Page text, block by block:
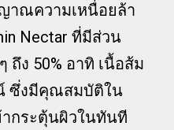
ณความเหนื่อยล้า
Nectar ที่มีส่วน
ถึง 50% อาทิ เนื้อส้ม
ซึ่งมีคุณสมบัติใน
กระตุ้นผิวในทันที